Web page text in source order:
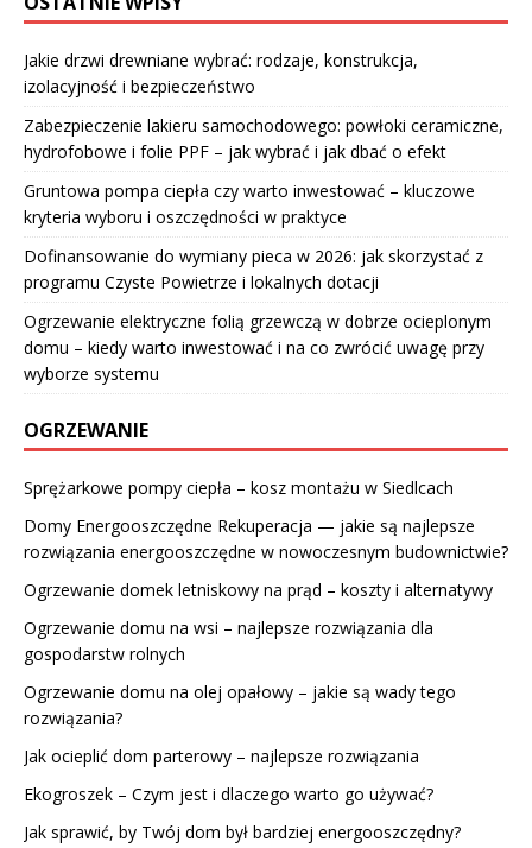
Jakie drzwi drewniane wybrać: rodzaje, konstrukcja,
izolacyjność i bezpieczeństwo
Zabezpieczenie lakieru samochodowego: powłoki ceramiczne,
hydrofobowe i folie PPF – jak wybrać i jak dbać o efekt
Gruntowa pompa ciepła czy warto inwestować – kluczowe
kryteria wyboru i oszczędności w praktyce
Dofinansowanie do wymiany pieca w 2026: jak skorzystać z
programu Czyste Powietrze i lokalnych dotacji
Ogrzewanie elektryczne folią grzewczą w dobrze ocieplonym
domu – kiedy warto inwestować i na co zwrócić uwagę przy
wyborze systemu
OGRZEWANIE
Sprężarkowe pompy ciepła – kosz montażu w Siedlcach
Domy Energooszczędne Rekuperacja — jakie są najlepsze
rozwiązania energooszczędne w nowoczesnym budownictwie?
Ogrzewanie domek letniskowy na prąd – koszty i alternatywy
Ogrzewanie domu na wsi – najlepsze rozwiązania dla
gospodarstw rolnych
Ogrzewanie domu na olej opałowy – jakie są wady tego
rozwiązania?
Jak ocieplić dom parterowy – najlepsze rozwiązania
Ekogroszek – Czym jest i dlaczego warto go używać?
Jak sprawić, by Twój dom był bardziej energooszczędny?